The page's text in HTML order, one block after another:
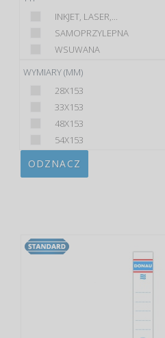
INKJET, LASER,...
SAMOPRZYLEPNA
WSUWANA
WYMIARY (MM)
28X153
33X153
48X153
54X153
ODZNACZ
W przypadku użytkowników
wcześniejsza zgoda której
dowolnym momencie wycofać.
Polityka prywatności (rozwiń)
Klauzula Informacyjna (rozwiń)